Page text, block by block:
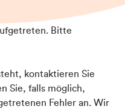
Bitte
kontaktieren Sie
Sie, falls möglich,
Fehler an. Wir